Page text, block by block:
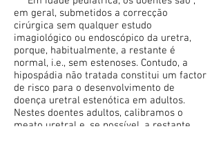
em geral, submetidos a correcção
cirúrgica sem qualquer estudo
imagiológico ou endoscópico da uretra,
porque, habitualmente, a restante é
normal, i.e., sem estenoses. Contudo, a
hipospádia não tratada constitui um factor
de risco para o desenvolvimento de
doença uretral estenótica em adultos.
Nestes doentes adultos, calibramos o
meato uretral e, se possível, a restante